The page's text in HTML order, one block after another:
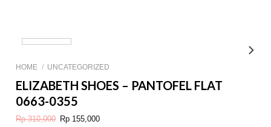
HOME / UNCATEGORIZED
ELIZABETH SHOES – PANTOFEL FLAT
0663-0355
Rp310,000
Original
price
Rp 155,000Current